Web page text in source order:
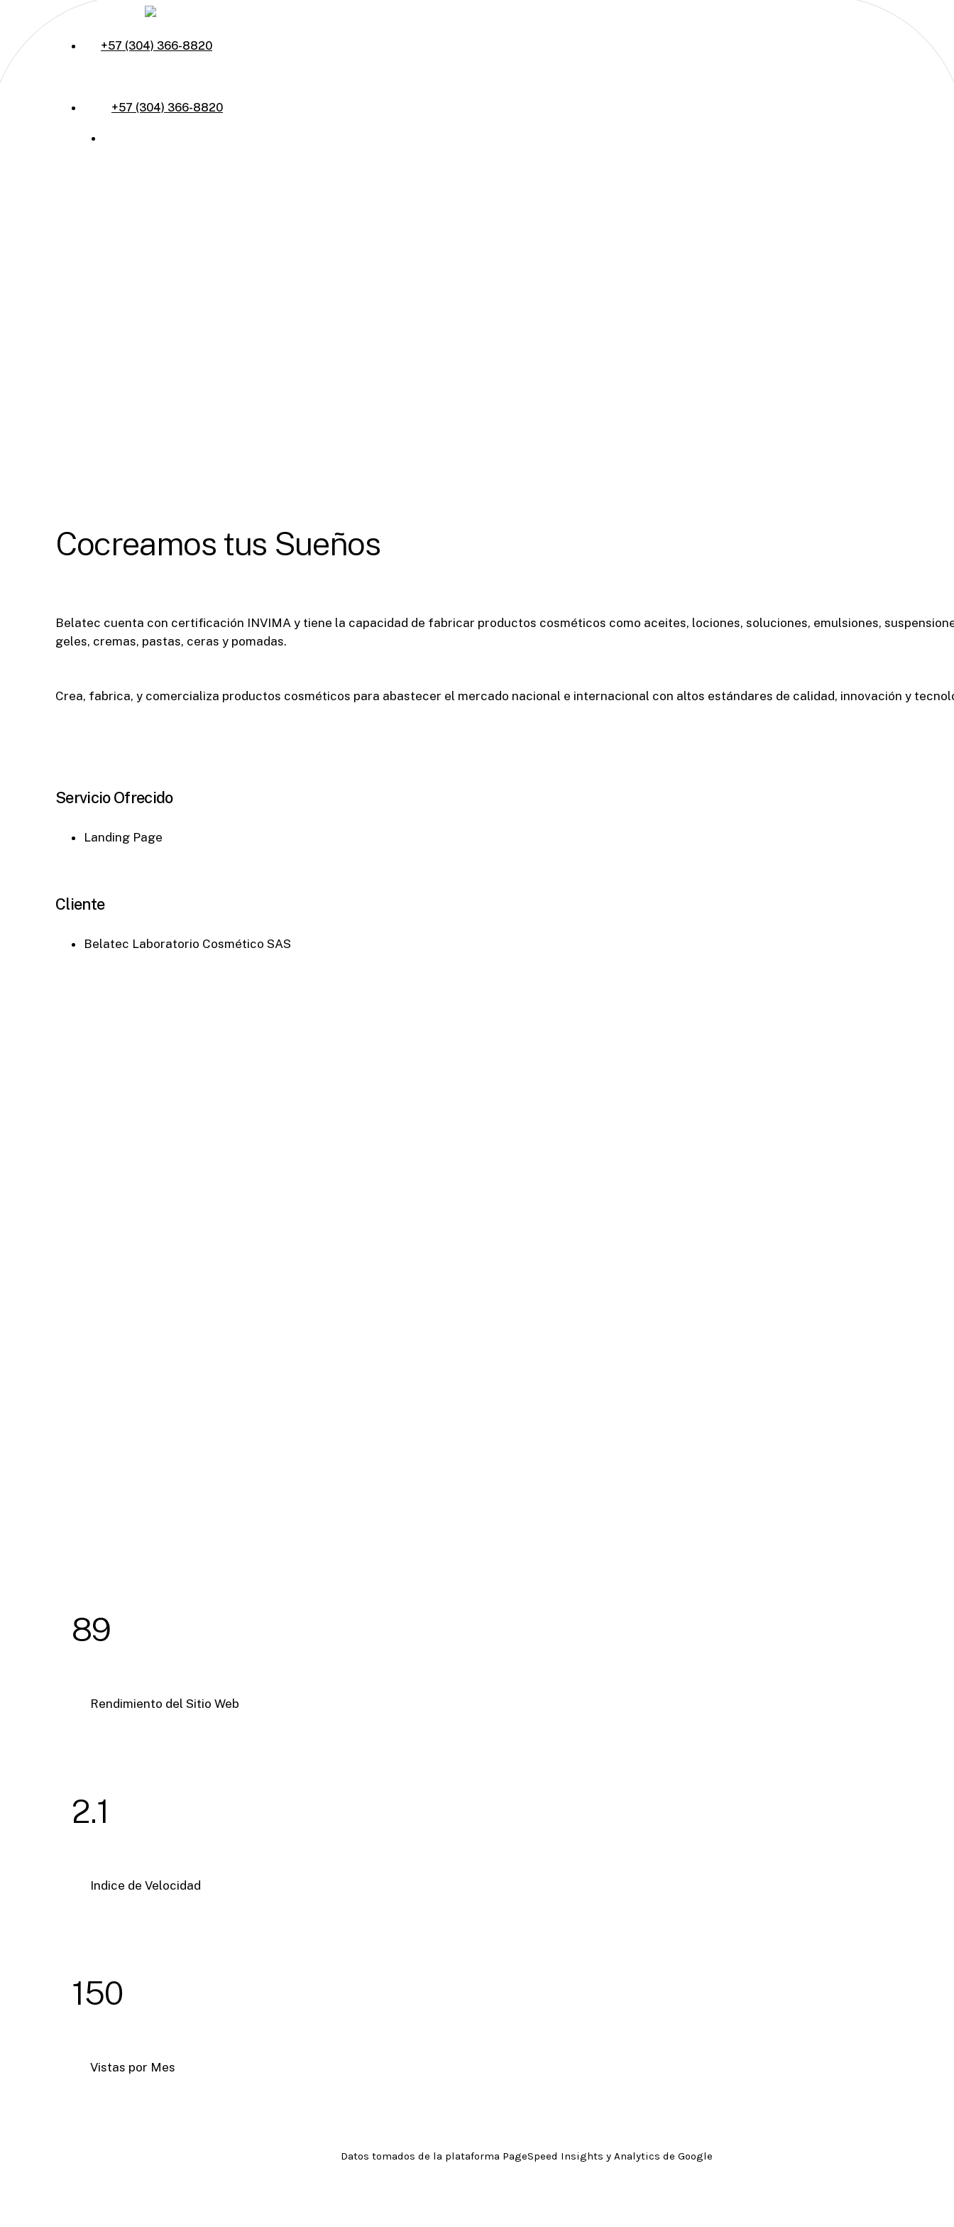
main
content
+57 (304) 366-8820
+57 (304) 366-8820
Cocreamos tus Sueños
Belatec cuenta con certificación INVIMA y tiene la capacidad de fabricar productos cosméticos como aceites, lociones, soluciones, emulsiones,
geles, cremas, pastas, ceras y pomadas.
Crea, fabrica, y comercializa productos cosméticos para abastecer el mercado nacional e internacional con altos estándares de calidad, innovación y
Servicio Ofrecido
Landing Page
Cliente
Belatec Laboratorio Cosmético SAS
89
Rendimiento del Sitio Web
2.1
Indice de Velocidad
150
Vistas por Mes
Datos tomados de la plataforma PageSpeed Insights y Analytics de Google